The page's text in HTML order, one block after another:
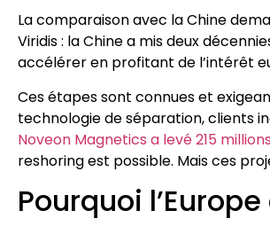
La comparaison avec la Chine
Viridis : la Chine a mis deux
accélérer en profitant de l’intérêt
Ces étapes sont connues et
technologie de séparation, clients
Noveon Magnetics a levé 215
reshoring est possible. Mais ces
Pourquoi